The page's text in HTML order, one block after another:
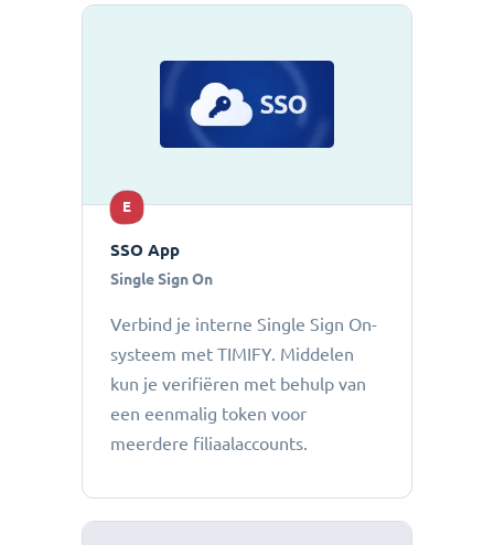
E
SSO App
Single Sign On
Verbind je interne Single Sign On-
systeem met TIMIFY. Middelen
kun je verifiëren met behulp van
een eenmalig token voor
meerdere filiaalaccounts.